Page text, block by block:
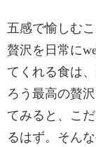
五感で愉しむ
贅沢を日常に
てくれる食は
ろう最高の贅
てみると、こ
るはず。そん